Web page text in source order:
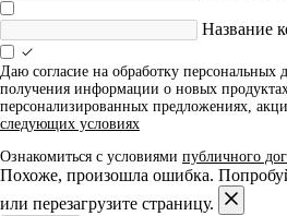
Название
Даю согласие на обработку
получения информации о новых
персонализированных предложениях,
следующих условиях
Ознакомиться с условиями публичного
Похоже, произошла ошибка.
или перезагрузите страницу.